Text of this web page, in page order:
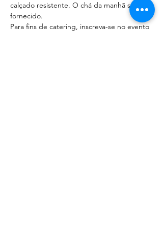
calçado resistente. O chá da manhã será
fornecido.
Para fins de catering, inscreva-se no evento